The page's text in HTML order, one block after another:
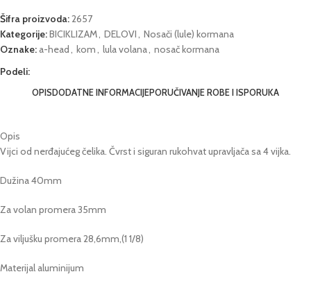
Šifra proizvoda:2657
Kategorije:BICIKLIZAM DELOVI
Nosači (lule) kormana
Oznake: a-head kom lula volana nosač kormana
Podeli:
OPISDODATNE INFORMACIJEPORUČIVANJE ROBE I ISPORUKA
Opis
Vijci od nerđajućeg čelika. Čvrst i siguran rukohvat upravljača sa 4 vijka.
Dužina 40mm
Za volan promera 35mm
Za viljušku promera 28,6mm,(1 1/8)
Materijal aluminijum